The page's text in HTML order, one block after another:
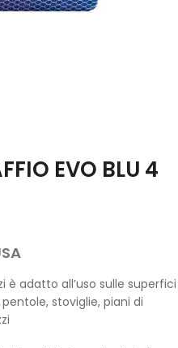
EVO BLU 4
è adatto all’uso sulle superfici
stoviglie, piani di